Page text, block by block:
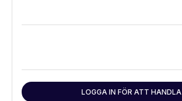
LOGGA IN FÖR ATT HANDLA